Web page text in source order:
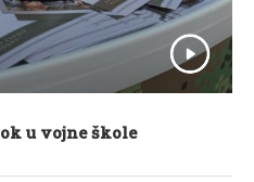
u vojne škole